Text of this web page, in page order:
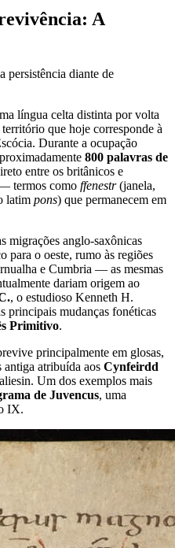
A
persistência diante de
língua celta distinta por volta
que hoje corresponde à
Durante a ocupação
800 palavras de
entre os britânicos e
termos como ffenestr(janela,
latim pons) que permanecem em
migrações anglo-saxônicas
para o oeste, rumo às regiões
e Cumbria — as mesmas
dariam origem ao
, o estudioso Kenneth H.
principais mudanças fonéticas
Primitivo.
principalmente em glosas,
antiga atribuída aos Cynfeirdd
Um dos exemplos mais
de Juvencus, uma
IX.